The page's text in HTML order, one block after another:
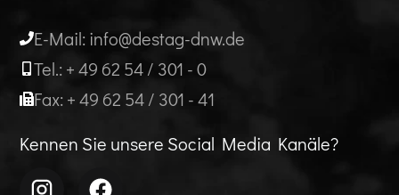
E-Mail: info@destag-dnw.de
Tel.: + 49 62 54 / 301 - 0
Fax: + 49 62 54 / 301 - 41
Kennen Sie unsere Social Media Kanäle?